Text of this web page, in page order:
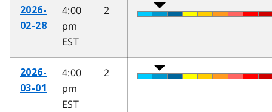
2026-
02-28
4:00
pm
EST
2
2026-
03-01
4:00
pm
EST
2